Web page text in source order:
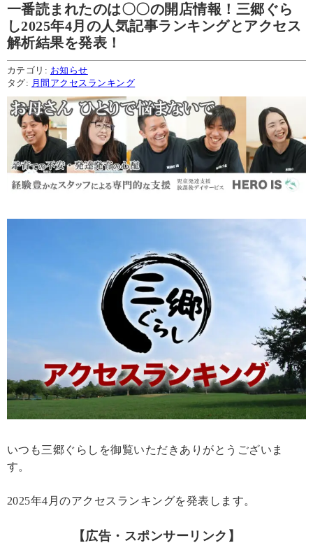
一番読まれたのは〇〇の開店情報！三郷ぐら
し2025年4月の人気記事ランキングとアクセス
解析結果を発表！
カテゴリ: お知らせ
タグ: 月間アクセスランキング
いつも三郷ぐらしを御覧いただきありがとうございま
す。
2025年4月のアクセスランキングを発表します。
【広告・スポンサーリンク】